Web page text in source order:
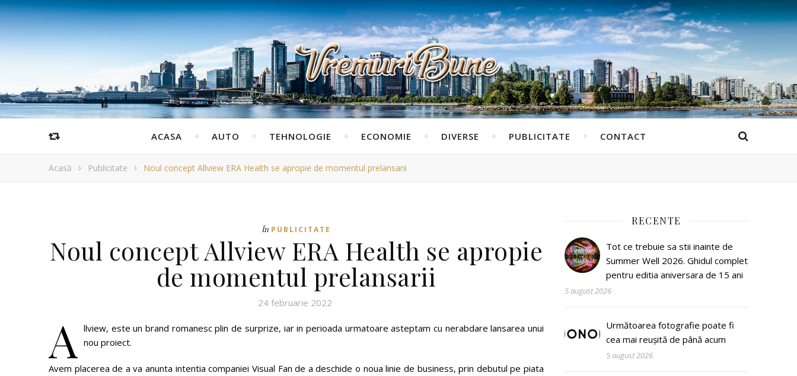
ACASA AUTO TEHNOLOGIE ECONOMIE DIVERSE PUBLICITATE CONTACT
Acasă Publicitate Noul concept Allview ERA Health se apropie de momentul prelansarii
În PUBLICITATE
Noul concept Allview ERA Health se apropie
de momentul prelansarii
24 februarie 2022
A llview, este un brand romanesc plin de surprize, iar in perioada urmatoare asteptam cu nerabdare lansarea unui
nou proiect.
Avem placerea de a va anunta intentia companiei Visual Fan de a deschide o noua linie de business, prin debutul pe piata
RECENTE
Tot ce trebuie sa stii inainte de
Summer Well 2026. Ghidul complet
pentru editia aniversara de 15 ani
5 august 2026
Următoarea fotografie poate fi
cea mai reușită de până acum
5 august 2026